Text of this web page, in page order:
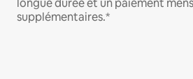
longue durée et un paiement
supplémentaires.*